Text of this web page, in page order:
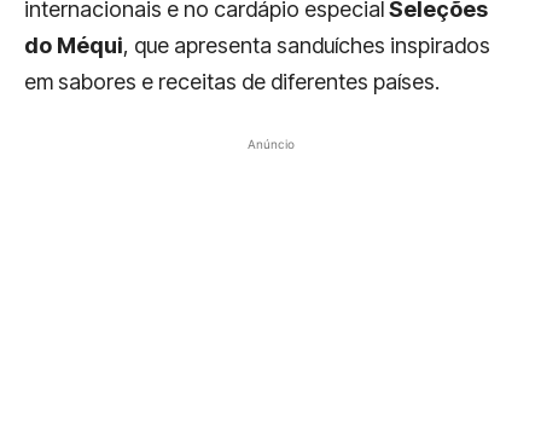
internacionais e no cardápio especialSeleções
do Méqui, que apresenta sanduíches inspirados
em sabores e receitas de diferentes países.
Anúncio